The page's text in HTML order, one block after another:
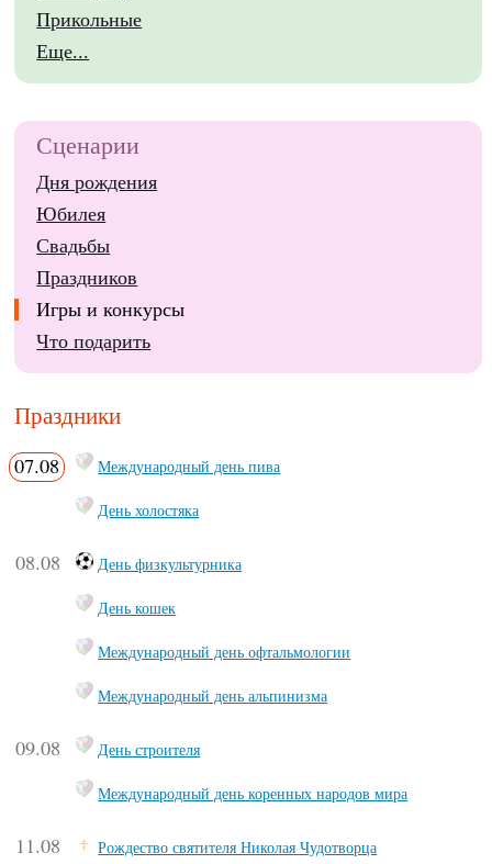
Прикольные
Еще...
Сценарии
Дня рождения
Юбилея
Свадьбы
Праздников
Игры и конкурсы
Что подарить
Праздники
07.08 Международный день пива
День холостяка
08.08 День физкультурника
День кошек
Международный день офтальмологии
Международный день альпинизма
09.08 День строителя
Международный день коренных народов мира
11.08 Рождество святителя Николая Чудотворца